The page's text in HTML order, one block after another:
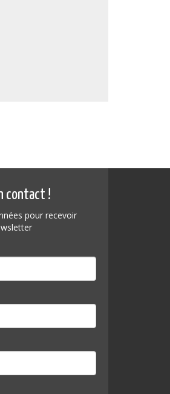
contact !
pour recevoir